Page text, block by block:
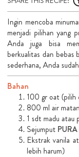
Ingin mencoba
menjadi pilihan yang
Anda juga bisa
berkualitas dan bebas
sederhana, Anda
Bahan
100 gr oat (pilih
800 ml air
1 sdt madu atau
Sejumput
Ekstrak vanila
lebih harum)